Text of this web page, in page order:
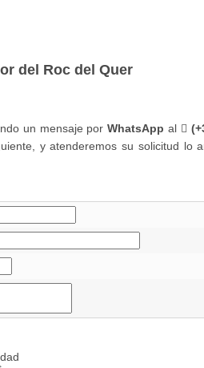
del Roc del Quer
un mensaje porWhatsApp al
y atenderemos su solicitud lo